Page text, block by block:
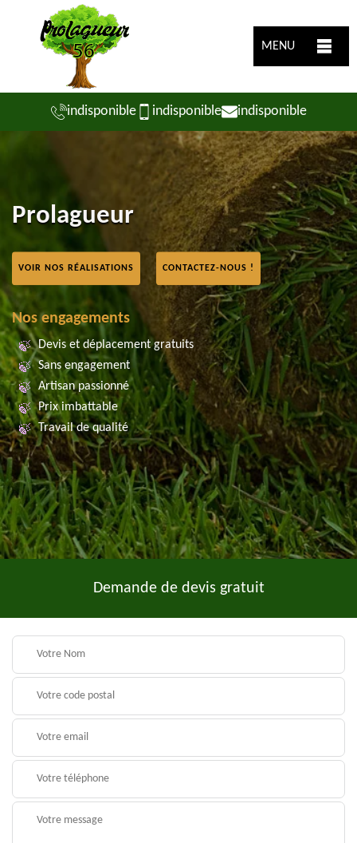
MENU
indisponible indisponible indisponible
Prolagueur
VOIR NOS RÉALISATIONS CONTACTEZ-NOUS !
Nos engagements
Devis et déplacement gratuits
Sans engagement
Artisan passionné
Prix imbattable
Travail de qualité
Demande de devis gratuit